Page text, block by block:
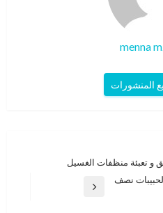
menna
المنشورات
و تعبئة منظفات الغسيل
نصف